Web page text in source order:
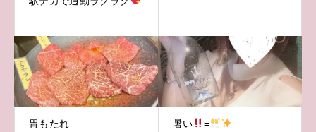
胃もたれ 暑い =